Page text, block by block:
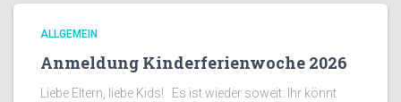
ALLGEMEIN
Anmeldung Kinderferienwoche 2026
Liebe Eltern, liebe Kids! Es ist wieder soweit: Ihr könnt